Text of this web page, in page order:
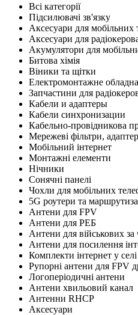
Всі категорії
Підсилювачі зв'язку
Аксесуари для мобільних
Аксесуари для
Акумулятори для
Битова хімія
Віники та щітки
Електромонтажне
Запчастини для
Кабели и адаптеры
Кабели синхронизации
Кабельно-провідникова
Мережеві фільтри,
Мобільний інтернет
Монтажні елементи
Нічники
Сонячні панелі
Чохли для мобільних
5G роутери та
Антени для FPV
Антени для РЕБ
Антени для військових за
Антени для посилення
Комплекти інтернет у селі
Рупорні антени для FPV
Логоперіодичні антени
Антени хвильовий канал
Антенни RHCP
Аксесуари